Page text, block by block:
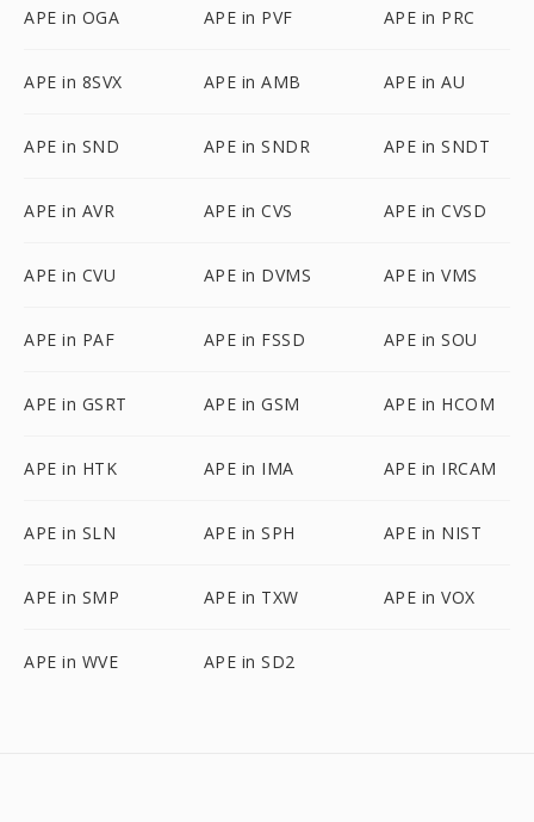
APE in OGA APE in PVF APE in PRC
APE in 8SVX APE in AMB APE in AU
APE in SND APE in SNDR APE in SNDT
APE in AVR APE in CVS APE in CVSD
APE in CVU APE in DVMS APE in VMS
APE in PAF APE in FSSD APE in SOU
APE in GSRT APE in GSM APE in HCOM
APE in HTK APE in IMA APE in IRCAM
APE in SLN APE in SPH APE in NIST
APE in SMP APE in TXW APE in VOX
APE in WVE APE in SD2